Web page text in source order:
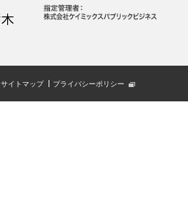
サイトマップ プライバシーポリシー